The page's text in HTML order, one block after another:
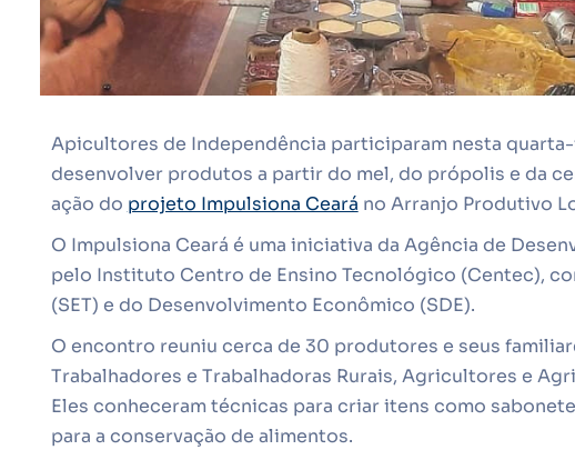
Apicultores de Independência participaram nesta
desenvolver produtos a partir do mel, do própolis e da
ação do projeto Impulsiona Ceará no Arranjo Produtivo
O Impulsiona Ceará é uma iniciativa da Agência de
pelo Instituto Centro de Ensino Tecnológico (Centec),
(SET) e do Desenvolvimento Econômico (SDE).
O encontro reuniu cerca de 30 produtores e seus
Trabalhadores e Trabalhadoras Rurais, Agricultores e
Eles conheceram técnicas para criar itens como
para a conservação de alimentos.